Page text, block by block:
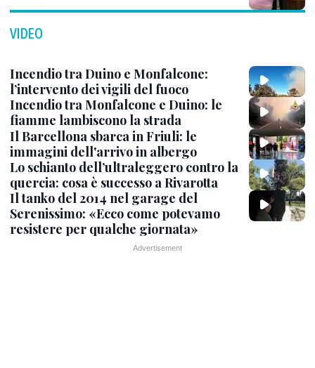
VIDEO
Incendio tra Duino e Monfalcone:
l’intervento dei vigili del fuoco
Incendio tra Monfalcone e Duino: le
fiamme lambiscono la strada
Il Barcellona sbarca in Friuli: le
immagini dell'arrivo in albergo
Lo schianto dell’ultraleggero contro la
quercia: cosa è successo a Rivarotta
Il tanko del 2014 nel garage del
Serenissimo: «Ecco come potevamo
resistere per qualche giornata»